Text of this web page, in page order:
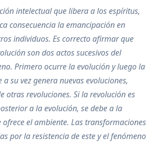
intelectual que libera a los espíritus,
consecuencia la emancipación en
individuos. Es correcto afirmar que
son dos actos sucesivos del
Primero ocurre la evolución y luego la
su vez genera nuevas evoluciones,
otras revoluciones. Si la revolución es
a la evolución, se debe a la
ofrece el ambiente. Las transformaciones
por la resistencia de este y el fenómeno